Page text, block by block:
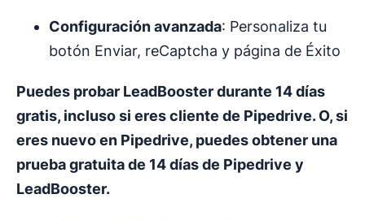
Configuración avanzada: Personaliza tu
botón Enviar, reCaptcha y página de Éxito
Puedes probar LeadBooster durante 14 días
gratis, incluso si eres cliente de Pipedrive. O, si
eres nuevo en Pipedrive, puedes obtener una
prueba gratuita de 14 días de Pipedrive y
LeadBooster.